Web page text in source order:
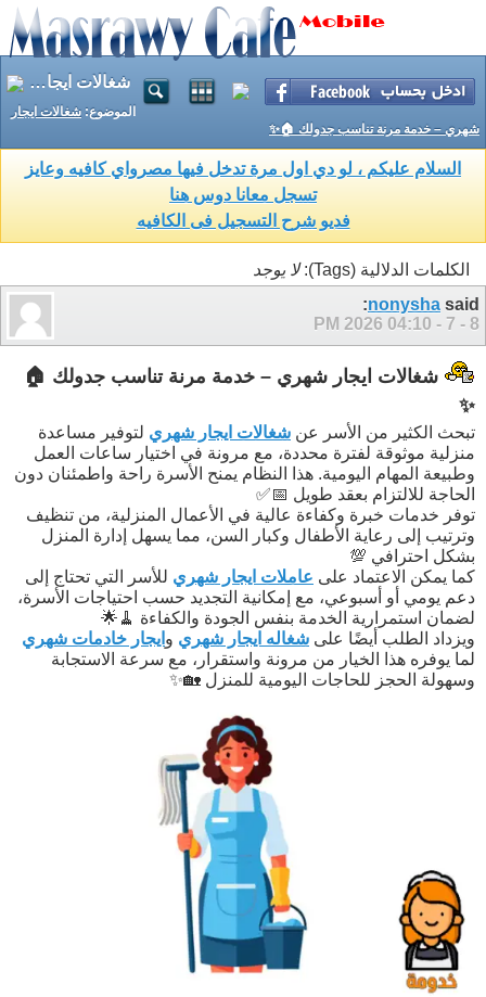
شغالات ايجار شهري – خدمة مرنة تناسب جدولك 🏠✨
الموضوع: شغالات ايجار
شهري – خدمة مرنة تناسب جدولك 🏠✨
السلام عليكم ، لو دي اول مرة تدخل فيها مصرواي كافيه وعايز
تسجل معانا دوس هنا
فديو شرح التسجيل فى الكافيه
الكلمات الدلالية (Tags):
لا يوجد
nonysha said:
8 - 7 - 2026
04:10 PM
شغالات ايجار شهري – خدمة مرنة تناسب جدولك 🏠
✨
تبحث الكثير من الأسر عن شغالات ايجار شهري لتوفير مساعدة
منزلية موثوقة لفترة محددة، مع مرونة في اختيار ساعات العمل
وطبيعة المهام اليومية. هذا النظام يمنح الأسرة راحة واطمئنان دون
الحاجة للالتزام بعقد طويل 📅✅
توفر خدمات خبرة وكفاءة عالية في الأعمال المنزلية، من تنظيف
وترتيب إلى رعاية الأطفال وكبار السن، مما يسهل إدارة المنزل
بشكل احترافي 💯
كما يمكن الاعتماد على عاملات ايجار شهري للأسر التي تحتاج إلى
دعم يومي أو أسبوعي، مع إمكانية التجديد حسب احتياجات الأسرة،
لضمان استمرارية الخدمة بنفس الجودة والكفاءة 🧹🌟
ويزداد الطلب أيضًا على شغاله ايجار شهري و ايجار خادمات شهري
لما يوفره هذا الخيار من مرونة واستقرار، مع سرعة الاستجابة
وسهولة الحجز للحاجات اليومية للمنزل 🏡✨